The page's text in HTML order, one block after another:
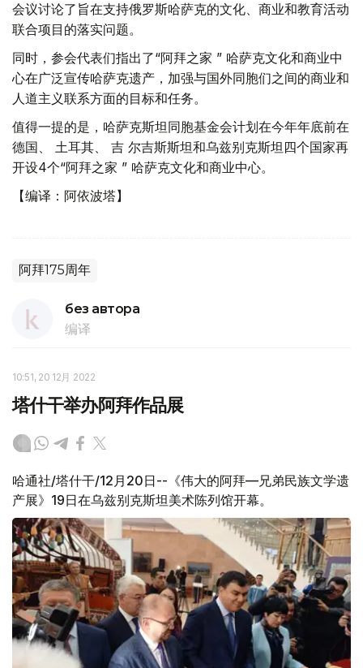
会议讨论了旨在支持俄罗斯哈萨克的文化、商业和教育活动
联合项目的落实问题。
同时，参会代表们指出了“阿拜之家 ” 哈萨克文化和商业中
心在广泛宣传哈萨克遗产，加强与国外同胞们之间的商业和
人道主义联系方面的目标和任务。
值得一提的是，哈萨克斯坦同胞基金会计划在今年年底前在
德国、 土耳其、 吉 尔吉斯斯坦和乌兹别克斯坦四个国家再
开设4个“阿拜之家 ” 哈萨克文化和商业中心。
【编译：阿依波塔】
阿拜175周年
без автора
编译
10:51, 20 12月 2022
塔什干举办阿拜作品展
哈通社/塔什干/12月20日--《伟大的阿拜—兄弟民族文学遗
产展》19日在乌兹别克斯坦美术陈列馆开幕。